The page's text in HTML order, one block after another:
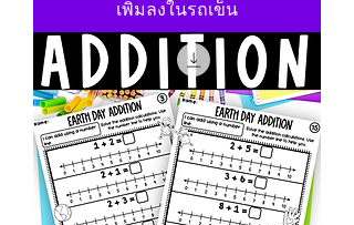
เพิ่มลงในรถเข็น